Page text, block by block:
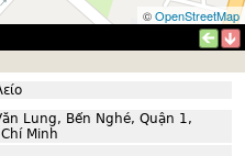
©OpenStreetMap
Lung, Bến Nghé, Quận 1,
Minh